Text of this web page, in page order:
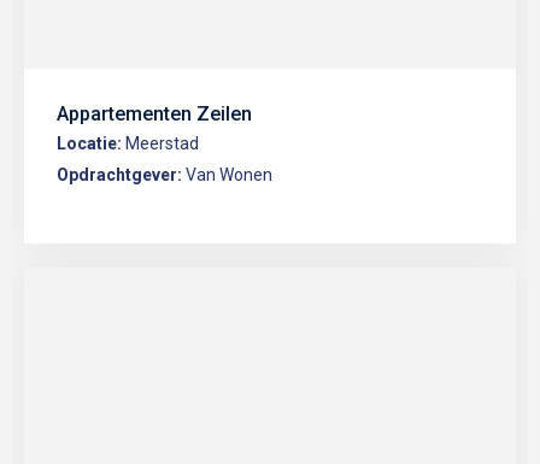
Appartementen Zeilen
Locatie: Meerstad
Opdrachtgever: Van Wonen